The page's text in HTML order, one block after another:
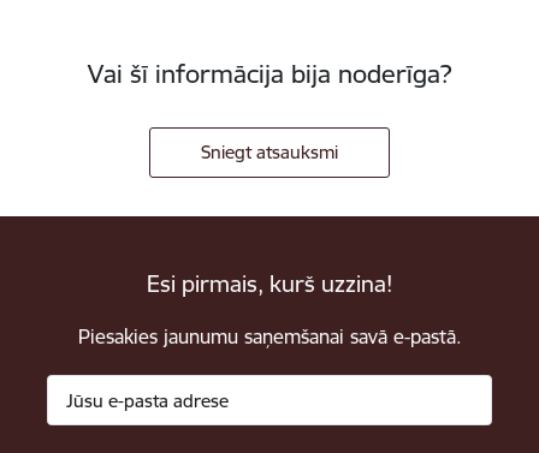
Vai šī informācija bija noderīga?
Sniegt atsauksmi
Esi pirmais, kurš uzzina!
Piesakies jaunumu saņemšanai savā e-pastā.